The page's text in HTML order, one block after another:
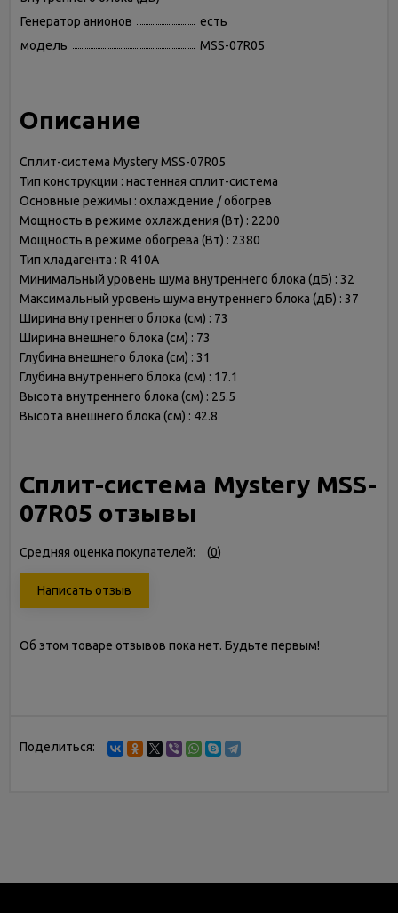
Генератор анионов
есть
модель
MSS-07R05
Описание
Сплит-система Mystery MSS-07R05
Тип конструкции : настенная сплит-система
Основные режимы : охлаждение / обогрев
Мощность в режиме охлаждения (Вт) : 2200
Мощность в режиме обогрева (Вт) : 2380
Тип хладагента : R 410A
Минимальный уровень шума внутреннего блока (дБ) : 32
Максимальный уровень шума внутреннего блока (дБ) : 37
Ширина внутреннего блока (см) : 73
Ширина внешнего блока (см) : 73
Глубина внешнего блока (см) : 31
Глубина внутреннего блока (см) : 17.1
Высота внутреннего блока (см) : 25.5
Высота внешнего блока (см) : 42.8
Сплит-система Mystery MSS-
07R05 отзывы
Средняя оценка покупателей: (0)
Написать отзыв
Об этом товаре отзывов пока нет. Будьте первым!
Поделиться: